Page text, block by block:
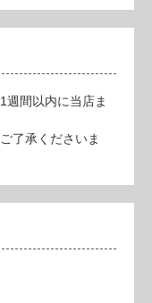
週間以内に当店ま
了承くださいま